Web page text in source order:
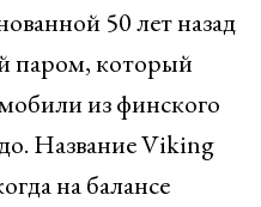
50 лет назад
паром, который
из финского
Название Viking
на балансе